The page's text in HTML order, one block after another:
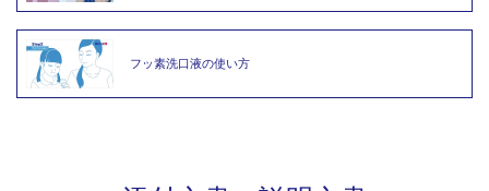
フッ素洗口液の使い方